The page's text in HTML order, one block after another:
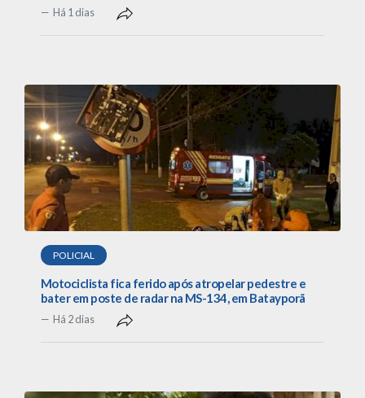
Há 1 dias
POLICIAL
Motociclista fica ferido após atropelar pedestre e
bater em poste de radar na MS-134, em Batayporã
Há 2 dias